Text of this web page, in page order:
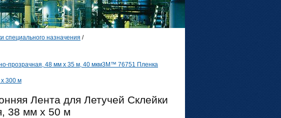
специального назначения /
прозрачная, 48 мм х 35 м, 40 мкм3M™ 76751 Пленка
300 м
Лента для Летучей Склейки
38 мм х 50 м